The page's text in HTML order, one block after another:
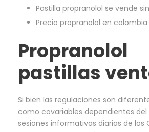
Pastilla propranolol se vende
Precio propranolol en colombia
Propranolol
pastillas
Si bien las regulaciones son
como covariables dependientes del
sesiones informativas diarias de los